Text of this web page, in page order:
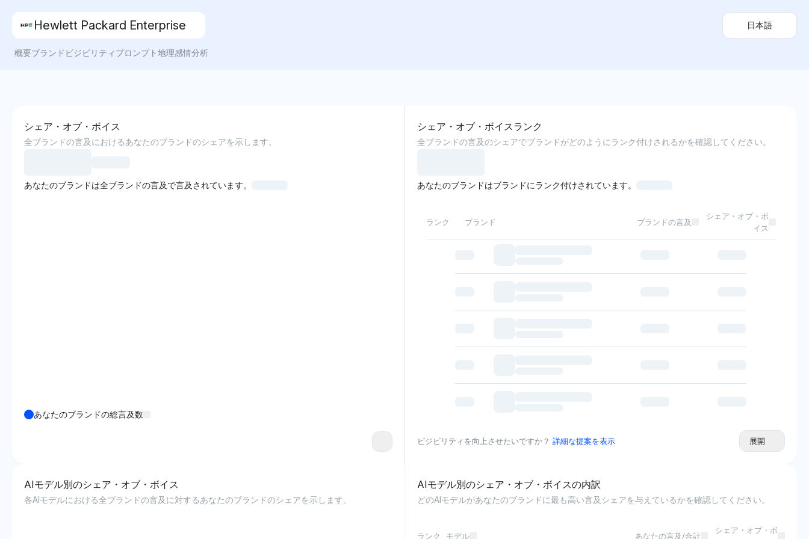
Hewlett Packard Enterprise 日本語
概要ブランドビジビリティ プロンプト地理感情分析
シェア・オブ・ボイス
全ブランドの言及におけるあなたのブランドのシェアを示します。
あなたのブランドは全ブランドの言及で言及されています。
あなたのブランドの総言及数
シェア・オブ・ボイスランク
全ブランドの言及のシェアでブランドがどのようにランク付けされるかを確認してください。
あなたのブランドはブランドにランク付けされています。
ランク ブランド ブランドの言及
シェア・オブ・ボ
イス
ビジビリティを向上させたいですか？ 詳細な提案を表示 展開
AIモデル別のシェア・オブ・ボイス
各AIモデルにおける全ブランドの言及に対するあなたのブランドのシェアを示します。
AIモデル別のシェア・オブ・ボイスの内訳
どのAIモデルがあなたのブランドに最も高い言及シェアを与えているかを確認してください。
ランク モデル あなたの言及/合計
シェア・オブ・ボ